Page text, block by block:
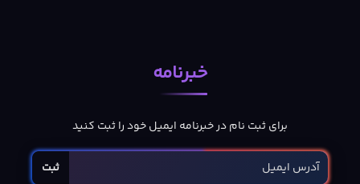
خبرنامه
برای ثبت نام در خبرنامه ایمیل خود را ثبت کنید
ثبت